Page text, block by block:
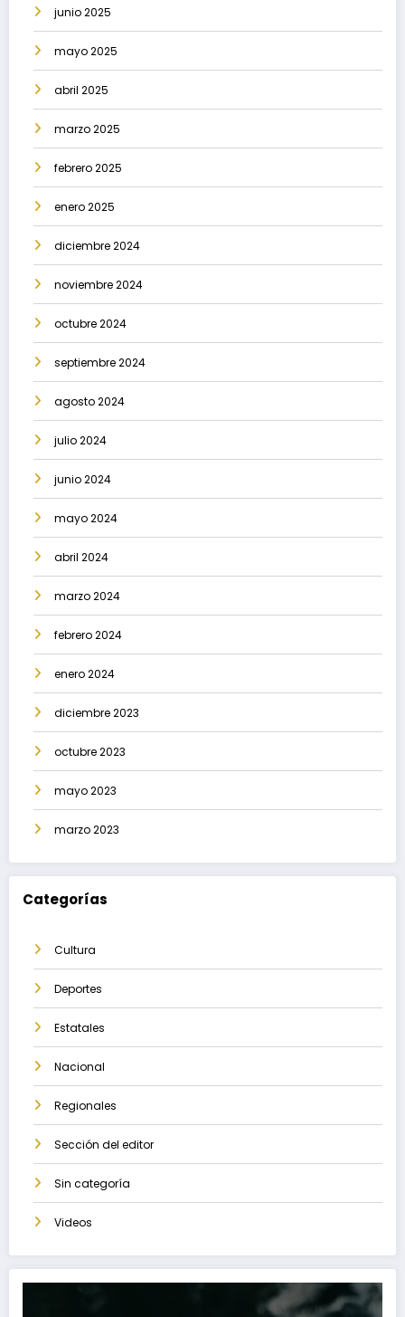
junio 2025
mayo 2025
abril 2025
marzo 2025
febrero 2025
enero 2025
diciembre 2024
noviembre 2024
octubre 2024
septiembre 2024
agosto 2024
julio 2024
junio 2024
mayo 2024
abril 2024
marzo 2024
febrero 2024
enero 2024
diciembre 2023
octubre 2023
mayo 2023
marzo 2023
Categorías
Cultura
Deportes
Estatales
Nacional
Regionales
Sección del editor
Sin categoría
Videos